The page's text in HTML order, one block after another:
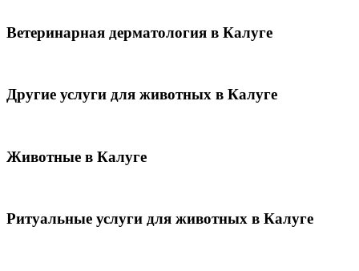
Ветеринарная дерматология в Калуге
Другие услуги для животных в Калуге
Животные в Калуге
Ритуальные услуги для животных в Калуге